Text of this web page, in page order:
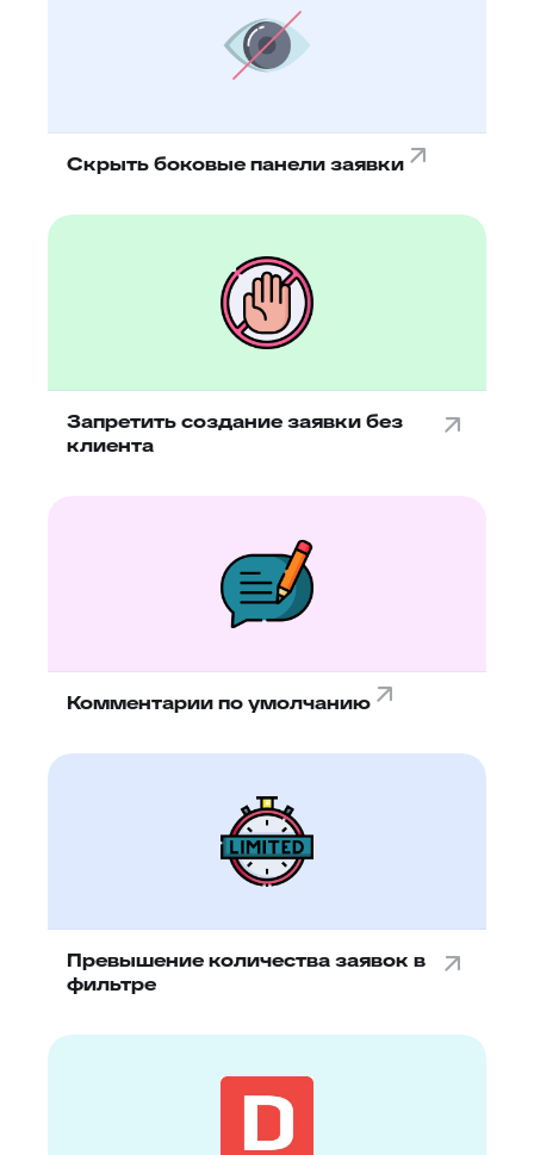
Скрыть боковые панели заявки
Запретить создание заявки без
клиента
Комментарии по умолчанию
Превышение количества заявок в
фильтре